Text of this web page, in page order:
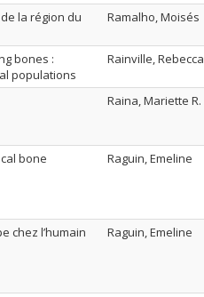
la région du Ramalho, Moisés
bones :
populations
Rainville, Rebecca
Raina, Mariette R.
bone
Raguin, Emeline
chez l’humain
Raguin, Emeline